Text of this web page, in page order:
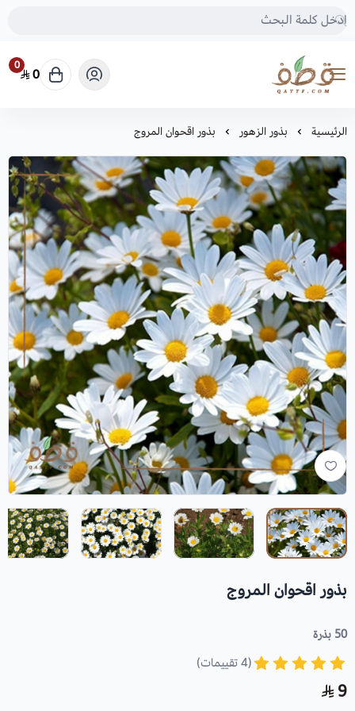
متجر قطف للبذور
0
0
الرئيسية بذور الزهور بذور اقحوان المروج
بذور اقحوان المروج
50 بذرة
(4 تقييمات)
9